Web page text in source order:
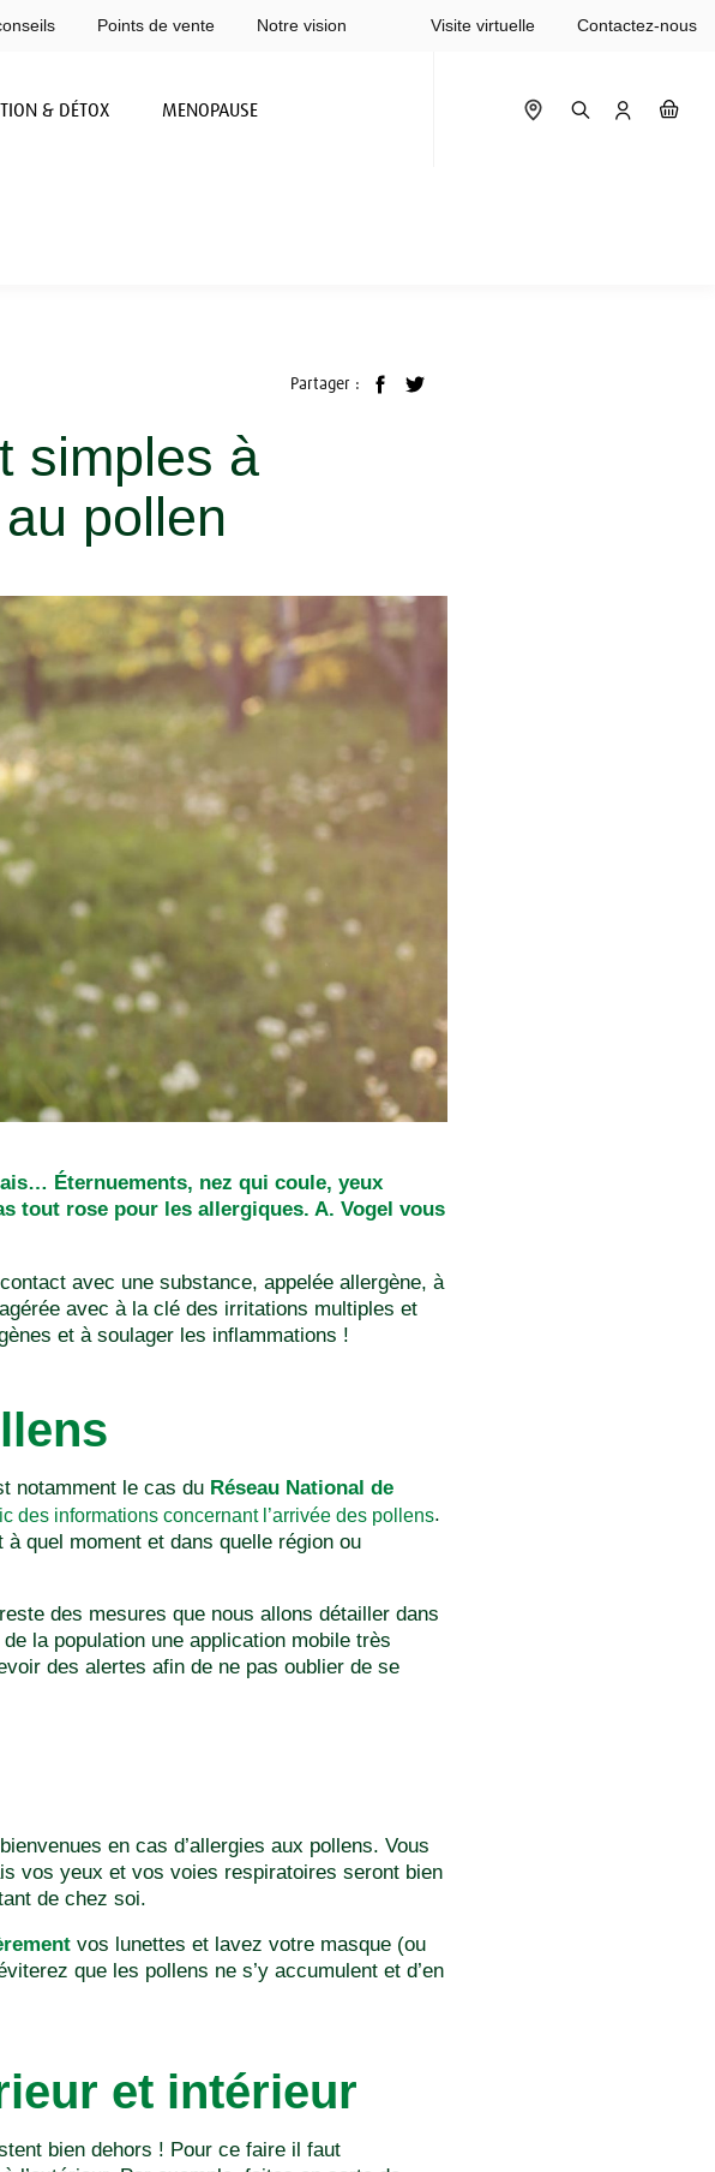
Points de vente Notre vision Visite virtuelle Contactez-nous
& DÉTOX MENOPAUSE
Partager :
simples à
pollen
Éternuements, nez qui coule, yeux
tout rose pour les allergiques. A. Vogel vous
avec une substance, appelée allergène, à
avec à la clé des irritations multiples et
et à soulager les inflammations !
notamment le cas du Réseau National de
des informations concernant l’arrivée des pollens.
quel moment et dans quelle région ou
des mesures que nous allons détailler dans
la population une application mobile très
des alertes afin de ne pas oublier de se
en cas d’allergies aux pollens. Vous
vos yeux et vos voies respiratoires seront bien
de chez soi.
vos lunettes et lavez votre masque (ou
que les pollens ne s’y accumulent et d’en
et intérieur
bien dehors ! Pour ce faire il faut